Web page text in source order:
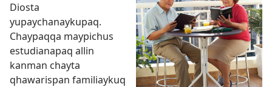
Diosta
yupaychanaykupaq.
Chaypaqqa maypichus
estudianapaq allin
kanman chayta
qhawarispan familiaykuq